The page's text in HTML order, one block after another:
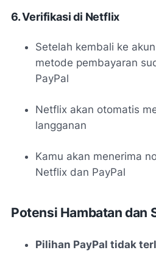
6. Verifikasi di Netflix
Setelah kembali ke
metode pembayaran
PayPal
Netflix akan otomatis
langganan
Kamu akan menerima
Netflix dan PayPal
Potensi Hambatan dan
Pilihan PayPal tidak